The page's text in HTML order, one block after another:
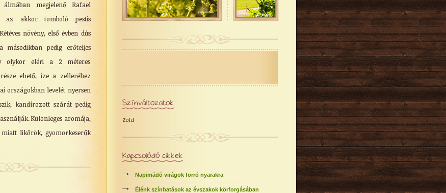
megjelenő Rafael
az akkor tomboló pestis
növény, első évben dús
másodikban pedig erőteljes
olykor eléri a 2 méteres
ehető, íze a zelleréhez
országokban levelét nyersen
kandírozott szárát pedig
Különleges aromája,
miatt likőrök, gyomorkeserűk
Színváltozatok
Zöld
Kapcsolódó cikkek
Napimádó virágok forró nyarakra
Élénk színhatások az évszakok körforgásában